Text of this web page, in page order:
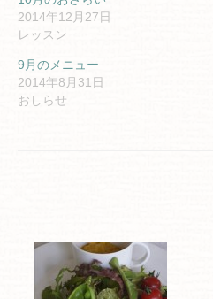
有
(新
し
い
ィ
ン
ド
ウ
で
リ
ッ
く
さ
い
2014年12月27日
レッスン
9月のメニュー
2014年8月31日
おしらせ